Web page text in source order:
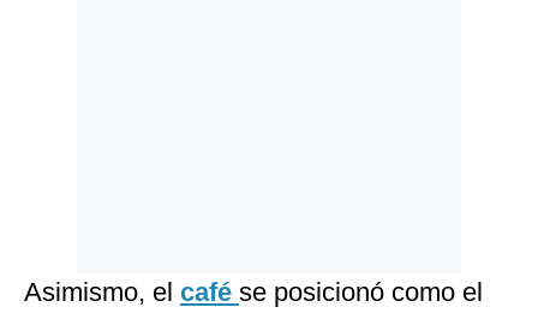
Asimismo, el café se posicionó como el